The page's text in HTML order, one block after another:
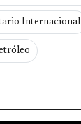
Internacional